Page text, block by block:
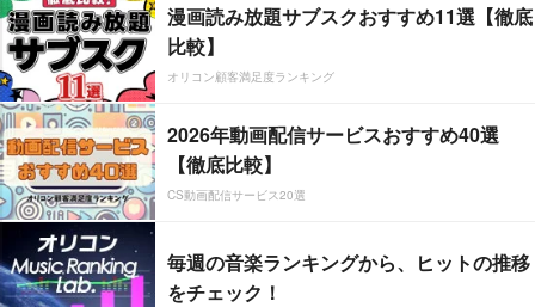
漫画読み放題サブスクおすすめ11選【徹底
比較】
オリコン顧客満足度ランキング
2026年動画配信サービスおすすめ40選
【徹底比較】
CS動画配信サービス20選
毎週の音楽ランキングから、ヒットの推移
をチェック！